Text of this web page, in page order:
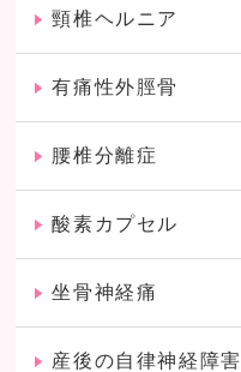
頸椎ヘルニア
有痛性外脛骨
腰椎分離症
酸素カプセル
坐骨神経痛
産後の自律神経障害